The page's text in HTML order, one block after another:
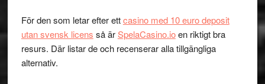
För den som letar efter ettcasino med 10 euro deposit
utan svensk licens så ärSpelaCasino.ioen riktigt bra
resurs. Där listar de och recenserar alla tillgängliga
alternativ.